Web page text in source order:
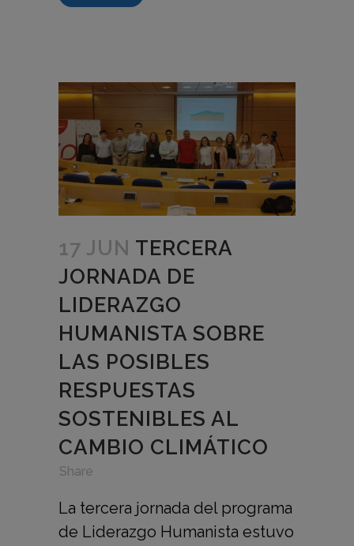
17 JUN TERCERA
JORNADA DE
LIDERAZGO
HUMANISTA SOBRE
LAS POSIBLES
RESPUESTAS
SOSTENIBLES AL
CAMBIO CLIMÁTICO
Share
La tercera jornada del programa
de Liderazgo Humanista estuvo